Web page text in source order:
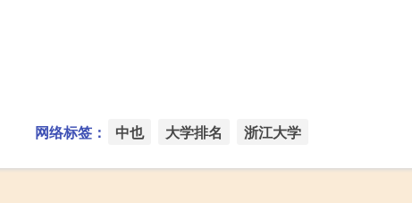
网络标签： 中也 大学排名 浙江大学